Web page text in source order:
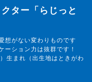
ター「らじっと
想がない変わりものです
ーション力は抜群です！
生まれ（出生地はときがわ